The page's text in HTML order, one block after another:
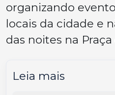
organizando
locais da cidade e
das noites na
Leia mais